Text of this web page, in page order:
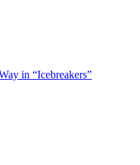
in “Icebreakers”